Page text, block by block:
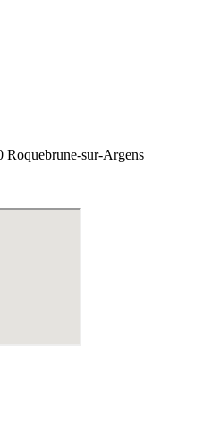
Roquebrune-sur-Argens